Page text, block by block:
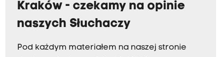
Kraków - czekamy na opinie
naszych Słuchaczy
Pod każdym materiałem na naszej stronie